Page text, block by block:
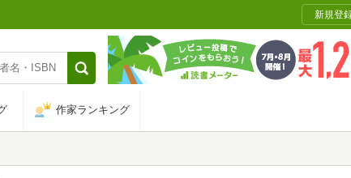
新規登
作家ランキング